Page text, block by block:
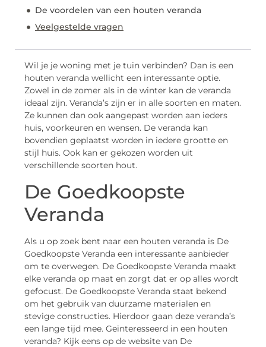
De voordelen van een houten veranda
Veelgestelde vragen
Wil je je woning met je tuin verbinden? Dan is een
houten veranda wellicht een interessante optie.
Zowel in de zomer als in de winter kan de veranda
ideaal zijn. Veranda’s zijn er in alle soorten en maten.
Ze kunnen dan ook aangepast worden aan ieders
huis, voorkeuren en wensen. De veranda kan
bovendien geplaatst worden in iedere grootte en
stijl huis. Ook kan er gekozen worden uit
verschillende soorten hout.
De Goedkoopste
Veranda
Als u op zoek bent naar een houten veranda is De
Goedkoopste Veranda een interessante aanbieder
om te overwegen. De Goedkoopste Veranda maakt
elke veranda op maat en zorgt dat er op alles wordt
gefocust. De Goedkoopste Veranda staat bekend
om het gebruik van duurzame materialen en
stevige constructies. Hierdoor gaan deze veranda’s
een lange tijd mee. Geïnteresseerd in een houten
veranda? Kijk eens op de website van De